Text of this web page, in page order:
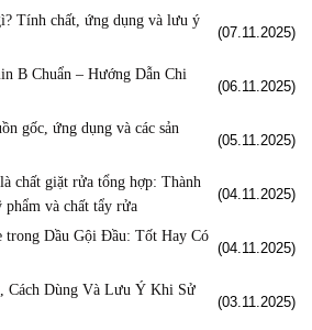
Tính chất, ứng dụng và lưu ý
(07.11.2025)
B Chuẩn – Hướng Dẫn Chi
(06.11.2025)
gốc, ứng dụng và các sản
(05.11.2025)
chất giặt rửa tổng hợp: Thành
và chất tẩy rửa
(04.11.2025)
trong Dầu Gội Đầu: Tốt Hay Có
(04.11.2025)
Cách Dùng Và Lưu Ý Khi Sử
(03.11.2025)